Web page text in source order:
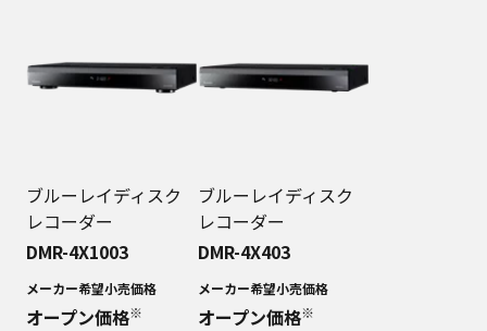
ブルーレイディスク
レコーダー
DMR-4X1003
メーカー希望小売価格
オープン価格※
ブルーレイディスク
レコーダー
DMR-4X403
メーカー希望小売価格
オープン価格※